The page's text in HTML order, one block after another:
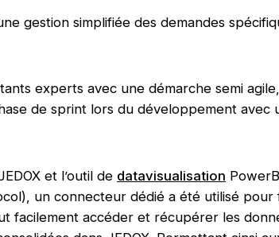
gestion simplifiée des demandes
experts avec une démarche semi
de sprint lors du développement avec
et l’outil de datavisualisation
un connecteur dédié a été utilisé
facilement accéder et récupérer les